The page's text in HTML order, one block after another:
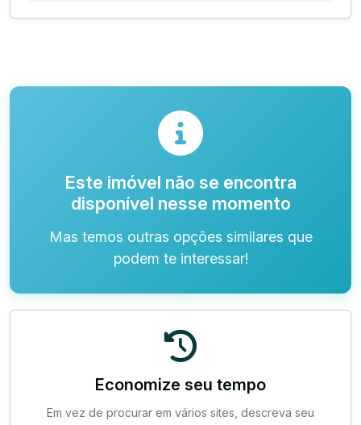
Este imóvel não se encontra
disponível nesse momento
Mas temos outras opções similares que
podem te interessar!
Economize seu tempo
Em vez de procurar em vários sites, descreva seu